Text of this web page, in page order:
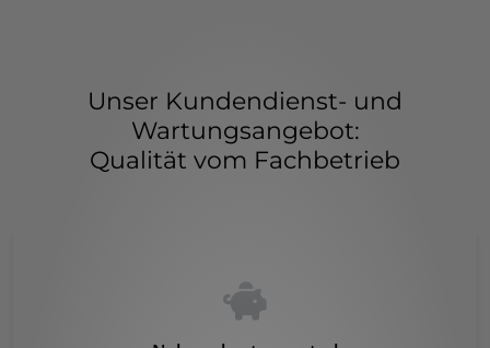
Unser Kundendienst- und
Wartungsangebot:
Qualität vom Fachbetrieb